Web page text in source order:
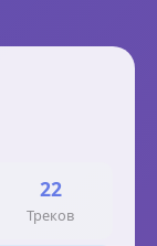
22
Треков